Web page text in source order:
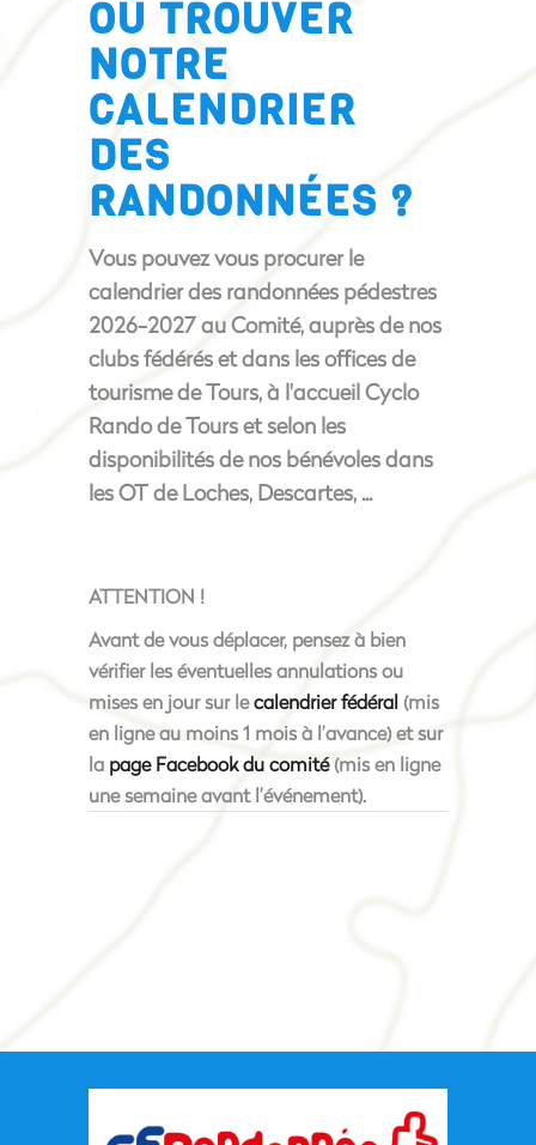
OÙ TROUVER
NOTRE
CALENDRIER
DES
RANDONNÉES ?
Vous pouvez vous procurer le
calendrier des randonnées pédestres
2026-2027 au Comité, auprès de nos
clubs fédérés et dans les offices de
tourisme de Tours, à l'accueil Cyclo
Rando de Tours et selon les
disponibilités de nos bénévoles dans
les OT de Loches, Descartes, ...
ATTENTION !
Avant de vous déplacer, pensez à bien
vérifier les éventuelles annulations ou
mises en jour sur lecalendrier fédéral (mis
en ligne au moins 1 mois à l’avance) et sur
la page Facebook du comité(mis en ligne
une semaine avant l’événement).